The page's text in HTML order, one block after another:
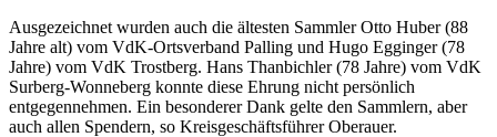
Ausgezeichnet wurden auch die ältesten Sammler Otto Huber (88
Jahre alt) vom VdK-Ortsverband Palling und Hugo Egginger (78
Jahre) vom VdK Trostberg. Hans Thanbichler (78 Jahre) vom VdK
Surberg-Wonneberg konnte diese Ehrung nicht persönlich
entgegennehmen. Ein besonderer Dank gelte den Sammlern, aber
auch allen Spendern, so Kreisgeschäftsführer Oberauer.